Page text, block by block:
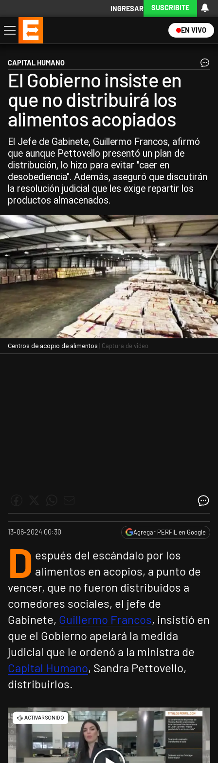
INGRESAR SUSCRIBITE
EN VIVO
Economía
Política
Internacional
Actualidad
Descargá la App
CAPITAL HUMANO
El Gobierno insiste en
que no distribuirá los
alimentos acopiados
El Jefe de Gabinete, Guillermo Francos, afirmó
que aunque Pettovello presentó un plan de
distribución, lo hizo para evitar "caer en
desobediencia". Además, aseguró que discutirán
la resolución judicial que les exige repartir los
productos almacenados.
Centros de acopio de alimentos | Captura de video
13-06-2024 00:30 Agregar PERFIL en Google
D espués del escándalo por los
alimentos en acopios, a punto de
vencer, que no fueron distribuidos a
comedores sociales, el jefe de
Gabinete, Guillermo Francos, insistió en
que el Gobierno apelará la medida
judicial que le ordenó a la ministra de
Capital Humano, Sandra Pettovello,
distribuirlos.